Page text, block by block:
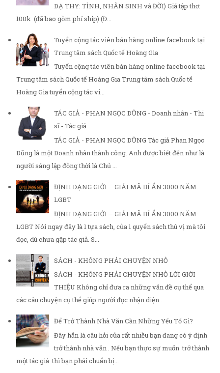
DẠ THY: TÌNH, NHÂN SINH và ĐỜI) Giá tập thơ:
100k (đã bao gồm phí ship) (Đ...
Tuyển cộng tác viên bán hàng online facebook tại
Trung tâm sách Quốc tế Hoàng Gia
Tuyển cộng tác viên bán hàng online facebook tại
Trung tâm sách Quốc tế Hoàng Gia Trung tâm sách Quốc tế
Hoàng Gia tuyển cộng tác vi...
TÁC GIẢ - PHAN NGỌC DŨNG - Doanh nhân - Thi
sĩ - Tác giả
TÁC GIẢ - PHAN NGỌC DŨNG Tác giả Phan Ngọc
Dũng là một Doanh nhân thành công. Anh được biết đến như là
người sáng lập đồng thời là Chủ ...
ĐỊNH DẠNG GIỚI – GIẢI MÃ BÍ ẨN 3000 NĂM:
LGBT
ĐỊNH DẠNG GIỚI – GIẢI MÃ BÍ ẨN 3000 NĂM:
LGBT Nói ngay đây là 1 tựa sách, của 1 quyển sách thú vị mà tôi
đọc, dù chưa gặp tác giả. S...
SÁCH - KHÔNG PHẢI CHUYỆN NHỎ
SÁCH - KHÔNG PHẢI CHUYỆN NHỎ LỜI GIỚI
THIỆU Không chỉ đưa ra những vấn đề cụ thể qua
các câu chuyện cụ thể giúp người đọc nhận diện...
Để Trở Thành Nhà Văn Cần Những Yếu Tố Gì?
Đây hẳn là câu hỏi của rất nhiều bạn đang có ý định
trở thành nhà văn . Nếu bạn thực sự muốn trở thành
một tác giả thì bạn phải chuẩn bị...